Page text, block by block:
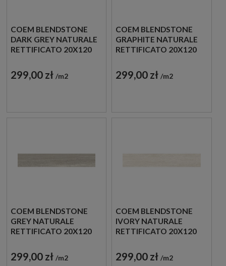
COEM BLENDSTONE
DARK GREY NATURALE
RETTIFICATO 20X120
GRESOWE KAMIENNE
299,00 zł m2
COEM BLENDSTONE
GRAPHITE NATURALE
RETTIFICATO 20X120
GRESOWE KAMIENNE
299,00 zł m2
COEM BLENDSTONE
GREY NATURALE
RETTIFICATO 20X120
GRESOWE KAMIENNE
299,00 zł m2
COEM BLENDSTONE
IVORY NATURALE
RETTIFICATO 20X120
GRESOWE KAMIENNE
299,00 zł m2